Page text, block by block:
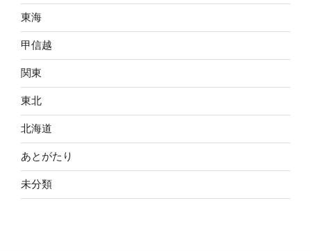
東海
甲信越
関東
東北
北海道
あとがたり
未分類